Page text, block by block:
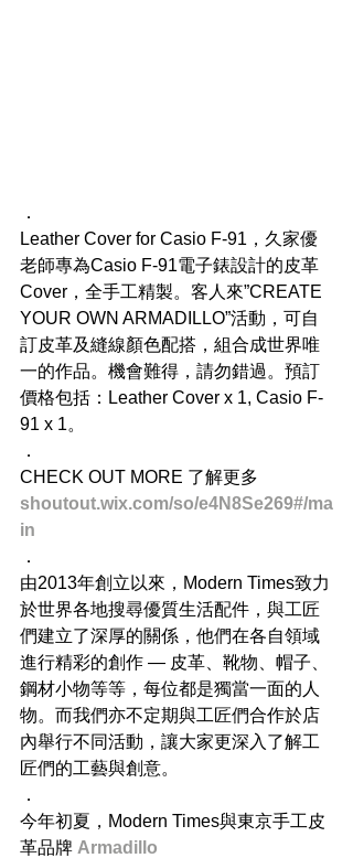
．
Leather Cover for Casio F-91，久家優
老師專為Casio F-91電子錶設計的皮革
Cover，全手工精製。客人來”CREATE
YOUR OWN ARMADILLO”活動，可自
訂皮革及縫線顏色配搭，組合成世界唯
一的作品。機會難得，請勿錯過。預訂
價格包括：Leather Cover x 1, Casio F-
91 x 1。
．
CHECK OUT MORE 了解更多
shoutout.wix.com/so/e4N8Se269#/ma
in​
．
由2013年創立以來，Modern Times致力
於世界各地搜尋優質生活配件，與工匠
們建立了深厚的關係，他們在各自領域
進行精彩的創作 — 皮革、靴物、帽子、
鋼材小物等等，每位都是獨當一面的人
物。而我們亦不定期與工匠們合作於店
內舉行不同活動，讓大家更深入了解工
匠們的工藝與創意。
．
今年初夏，Modern Times與東京手工皮
革品牌 Armadillo